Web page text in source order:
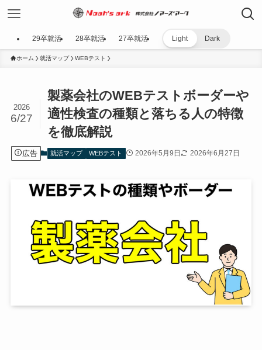
29卒就活 28卒就活 27卒就活 Light Dark
ホーム 就活マップ WEBテスト
製薬会社のWEBテストボーダーや
適性検査の種類と落ちる人の特徴
を徹底解説
2026
6/27
広告 就活マップ WEBテスト 2026年5月9日 2026年6月27日